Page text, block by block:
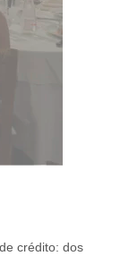
crédito: dos